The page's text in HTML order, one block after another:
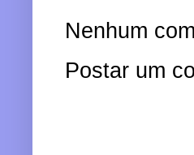
Nenhum
Postar um